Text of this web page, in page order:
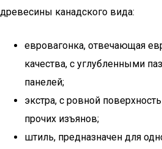
древесины канадского вида:
евровагонка, отвечающая
качества, с углубленными
панелей;
экстра, с ровной
прочих изъянов;
штиль, предназначен для